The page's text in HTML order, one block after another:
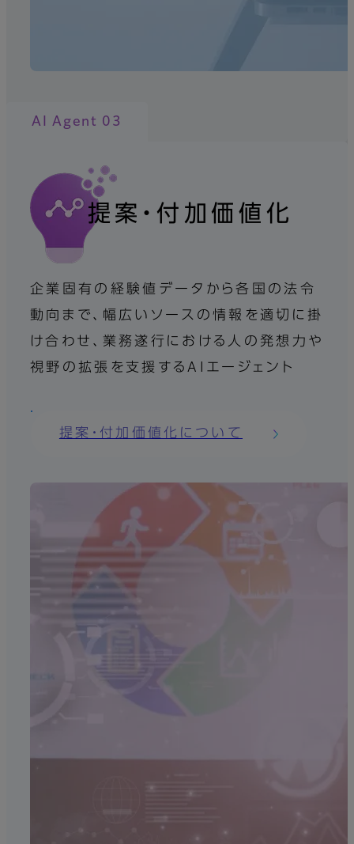
AI Agent 03
提案・付加価値化
企業固有の経験値データから各国の法令
動向まで、幅広いソースの情報を適切に掛
け合わせ、業務遂行における人の発想力や
視野の拡張を支援するAIエージェント
提案・付加価値化について